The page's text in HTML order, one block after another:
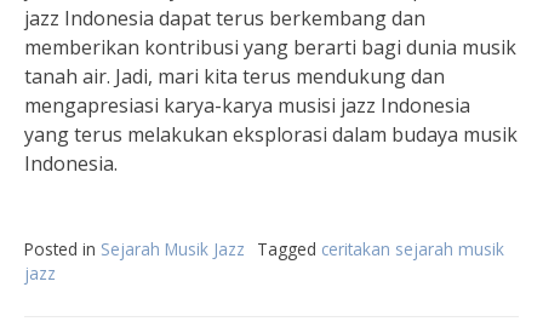
jazz Indonesia dapat terus berkembang dan
memberikan kontribusi yang berarti bagi dunia musik
tanah air. Jadi, mari kita terus mendukung dan
mengapresiasi karya-karya musisi jazz Indonesia
yang terus melakukan eksplorasi dalam budaya musik
Indonesia.
Posted in Sejarah Musik Jazz Tagged ceritakan sejarah musik
jazz